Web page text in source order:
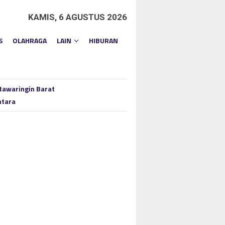
KAMIS, 6 AGUSTUS 2026
OLAHRAGA LAIN HIBURAN
Barat